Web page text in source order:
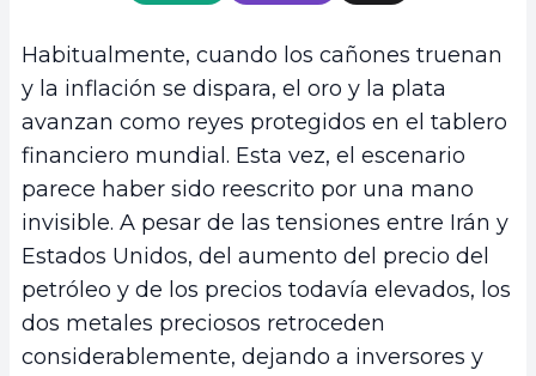
Habitualmente, cuando los cañones truenan
y la inflación se dispara, el oro y la plata
avanzan como reyes protegidos en el tablero
financiero mundial. Esta vez, el escenario
parece haber sido reescrito por una mano
invisible. A pesar de las tensiones entre Irán y
Estados Unidos, del aumento del precio del
petróleo y de los precios todavía elevados, los
dos metales preciosos retroceden
considerablemente, dejando a inversores y